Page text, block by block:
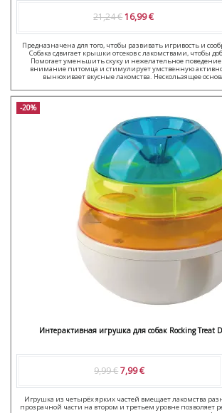
21,24 €16,99 €
Предназначена для того, чтобы развивать игривость и
Собака сдвигает крышки отсеков с лакомствами, чтобы
Помогает уменьшить скуку и нежелательное поведение
внимание питомца и стимулирует умственную
вынюхивает вкусные лакомства. Нескользящее
-20%
Интерактивная игрушка для собак Rocking Treat
9,99 €7,99 €
Игрушка из четырёх ярких частей вмещает лакомства
прозрачной части на втором и третьем уровне позволяет